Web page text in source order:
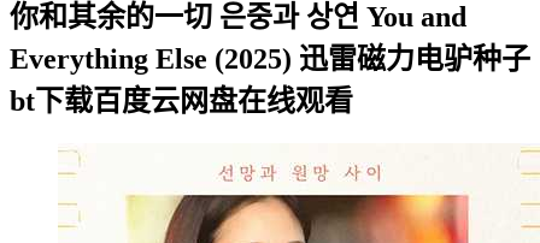
你和其余的一切 은중과 상연 You and
Everything Else (2025) 迅雷磁力电驴种子
bt下载百度云网盘在线观看